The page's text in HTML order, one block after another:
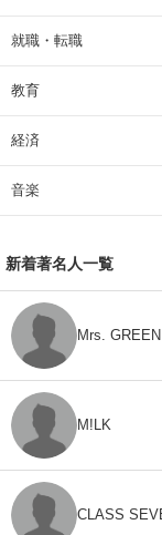
就職・転職
教育
経済
音楽
新着著名人一覧
Mrs.
M!LK
CLASS